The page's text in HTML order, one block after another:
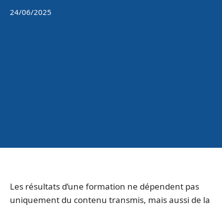
24/06/2025
Les résultats d’une formation ne dépendent pas
uniquement du contenu transmis, mais aussi de la